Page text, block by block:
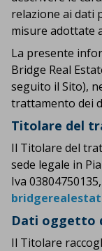
relazione ai dati
misure adottate
La presente
Bridge Real
seguito il Sito),
trattamento dei
Titolare del
Il Titolare del
sede legale in
Iva
Dati oggetto
Il Titolare